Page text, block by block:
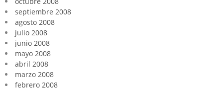
septiembre 2008
agosto 2008
julio 2008
junio 2008
mayo 2008
abril 2008
marzo 2008
febrero 2008